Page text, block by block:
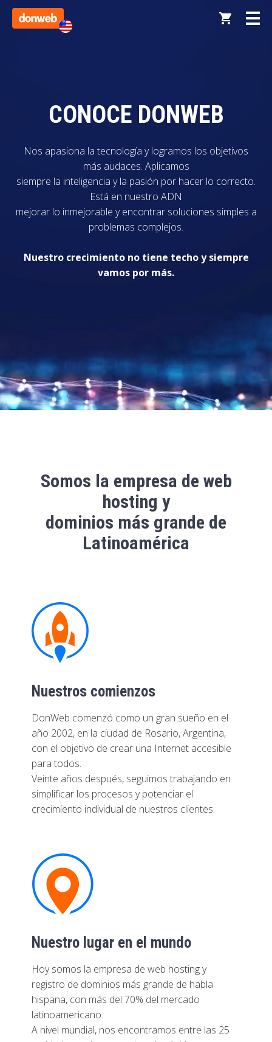
CONOCE DONWEB
Nos apasiona la tecnología y logramos los objetivos
más audaces. Aplicamos
siempre la inteligencia y la pasión por hacer lo correcto.
Está en nuestro ADN
mejorar lo inmejorable y encontrar soluciones simples a
problemas complejos.
Nuestro crecimiento no tiene techo y siempre
vamos por más.
Somos la empresa de web
hosting y
dominios más grande de
Latinoamérica
Nuestros comienzos
DonWeb comenzó como un gran sueño en el
año 2002, en la ciudad de Rosario, Argentina,
con el objetivo de crear una Internet accesible
para todos.
Veinte años después, seguimos trabajando en
simplificar los procesos y potenciar el
crecimiento individual de nuestros clientes.
Nuestro lugar en el mundo
Hoy somos la empresa de web hosting y
registro de dominios más grande de habla
hispana, con más del 70% del mercado
latinoamericano.
A nivel mundial, nos encontramos entre las 25